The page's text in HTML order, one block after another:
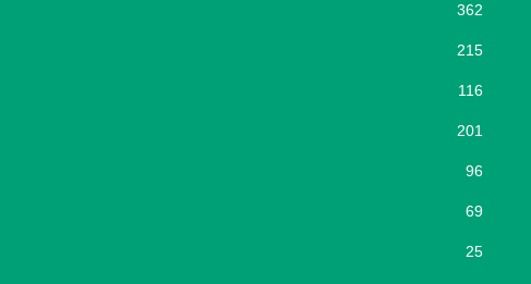
362
215
116
201
96
69
25